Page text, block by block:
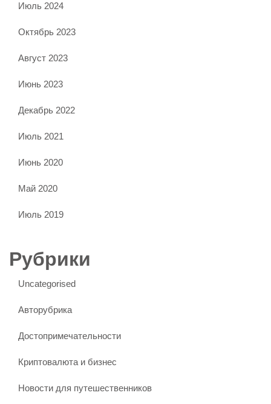
Июль 2024
Октябрь 2023
Август 2023
Июнь 2023
Декабрь 2022
Июль 2021
Июнь 2020
Май 2020
Июль 2019
Рубрики
Uncategorised
Авторубрика
Достопримечательности
Криптовалюта и бизнес
Новости для путешественников